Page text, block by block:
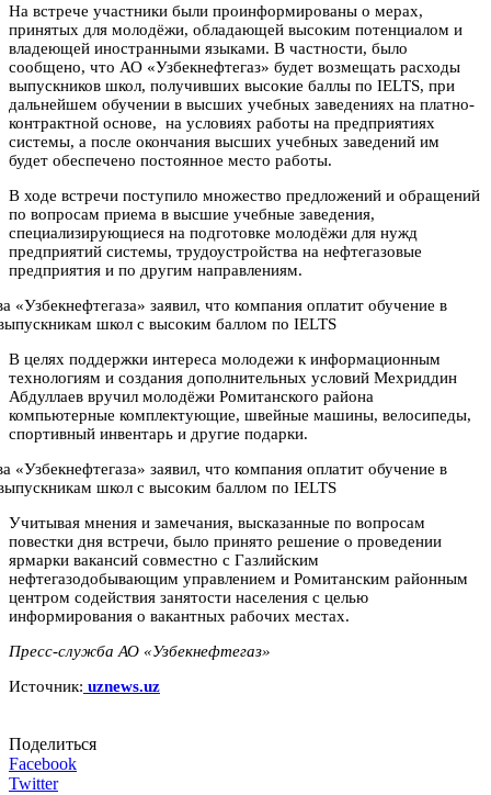
На встрече участники были проинформированы о мерах,
принятых для молодёжи, обладающей высоким потенциалом и
владеющей иностранными языками. В частности, было
сообщено, что АО «Узбекнефтегаз» будет возмещать расходы
выпускников школ, получивших высокие баллы по IELTS, при
дальнейшем обучении в высших учебных заведениях на платно-
контрактной основе, на условиях работы на предприятиях
системы, а после окончания высших учебных заведений им
будет обеспечено постоянное место работы.
В ходе встречи поступило множество предложений и обращений
по вопросам приема в высшие учебные заведения,
специализирующиеся на подготовке молодёжи для нужд
предприятий системы, трудоустройства на нефтегазовые
предприятия и по другим направлениям.
В целях поддержки интереса молодежи к информационным
технологиям и создания дополнительных условий Мехриддин
Абдуллаев вручил молодёжи Ромитанского района
компьютерные комплектующие, швейные машины, велосипеды,
спортивный инвентарь и другие подарки.
Учитывая мнения и замечания, высказанные по вопросам
повестки дня встречи, было принято решение о проведении
ярмарки вакансий совместно с Газлийским
нефтегазодобывающим управлением и Ромитанским районным
центром содействия занятости населения с целью
информирования о вакантных рабочих местах.
Пресс-служба АО «Узбекнефтегаз»
Источник: uznews.uz
Поделиться
Facebook
Twitter